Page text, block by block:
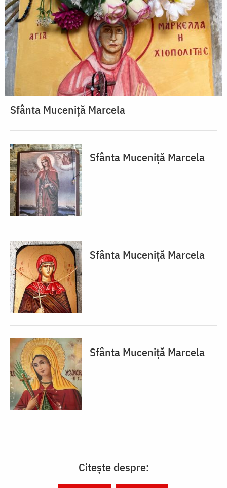
Sfânta Muceniță Marcela
Sfânta Muceniță Marcela
Sfânta Muceniță Marcela
Sfânta Muceniță Marcela
Citește despre: